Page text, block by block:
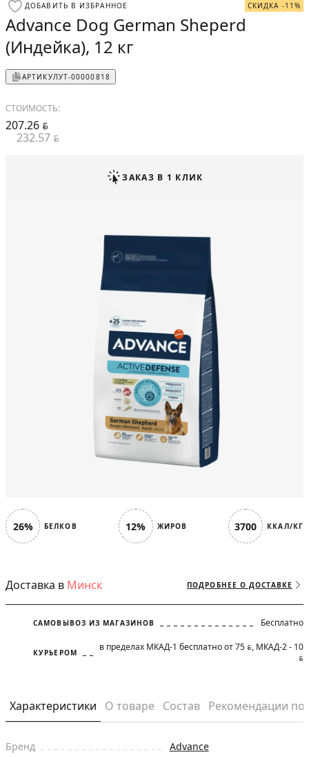
26% БЕЛКОВ 12% ЖИРОВ 3700 ККАЛ/КГ
Доставка в Минск ПОДРОБНЕЕ О ДОСТАВКЕ
САМОВЫВОЗ ИЗ МАГАЗИНОВ Бесплатно
КУРЬЕРОМ в пределах МКАД-1 бесплатно от 75 BYN, МКАД-2 - 10
BYN
Характеристики О товаре Состав Рекомендации
Бренд Advance
ДОБАВИТЬ В ИЗБРАННОЕ СКИДКА -11%
Advance Dog German Sheperd
(Индейка), 12 кг
АРТИКУЛУТ-00000818
СТОИМОСТЬ:
207.26 BYN
232.57 BYN
ЗАКАЗ В 1 КЛИК